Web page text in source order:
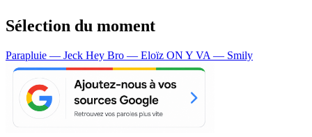
Sélection du moment
Parapluie — Jeck Hey Bro — Eloïz ON Y VA — Smily